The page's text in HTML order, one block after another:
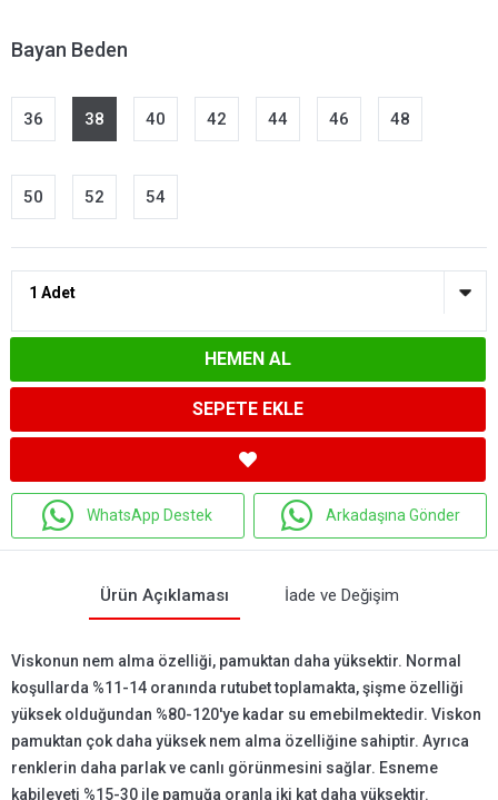
Bayan Beden
36 38 40 42 44 46 48
50 52 54
HEMEN AL
SEPETE EKLE
WhatsApp Destek Arkadaşına Gönder
Ürün Açıklaması İade ve Değişim
Viskonun nem alma özelliği, pamuktan daha yüksektir. Normal
koşullarda %11-14 oranında rutubet toplamakta, şişme özelliği
yüksek olduğundan %80-120'ye kadar su emebilmektedir. Viskon
pamuktan çok daha yüksek nem alma özelliğine sahiptir. Ayrıca
renklerin daha parlak ve canlı görünmesini sağlar. Esneme
kabileyeti %15-30 ile pamuğa oranla iki kat daha yüksektir.